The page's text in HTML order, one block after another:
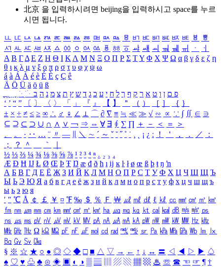
北京 을 입력하시려면 beijing을 입력하시고 space를 누르
시면 됩니다.
ㅥ ㅦ ㅧ ㅨ ㅩ ㅪ ㅫ ㅬ ㅭ ㅮ ㅯ ㅰ ㅱ ㅲ ㅳ ㅴ ㅵ ㅶ ㅷ ㅸ
ㅹ
ㅺ ㅻ ㅼ ㅽ ㅾ ㅿ ㆀ ㆁ ㆂ ㆃ ㆄ ㆅ ㆆ ㆇ ㆈ ㆉ ㆊ ㆋ ㆌ ㆍ
ㆎ
Α Β ΓΔ Ε Ζ Η Θ Ι ΚΛ Μ Ν Ξ Ο Π Ρ Σ ΤΥ Φ Χ Ψ Ω α β γ δ ε ζ η
θ ι κ λ μ ν ξ ο π ρ σ τ υ φ χ ψ ω
á à Á À é è É È ç Ç ê
Ä Ö Ü ä ö ü ß
ִֶֹ ֻּ ׁׂ פ ם ן ו ט א ר ק ף ך ל ח י ע כ ג ד ש ץ ת צ מ נ ה ב
‘ ’ “ ” 〔 〕 〈 〉 「 」 『 』 【 】 ＂ （ ） ［ ］ ｛ ｝
± × ÷ ≠ ≤ ≥ ∞ ∴ ♂ ♀ ∠ ⊥ ⌒ ∂ ∇ ≡ ≒ ≪ ≫ √ ∽ ∝ ∵ ∫ ∬ ∈ ∋
⊆ ⊇ ⊂ ⊃ ∪ ∩ ∧ ∨ ￢ ⇒ ⇔ ∀ ∃ ∮ ∑ ∏ ＋ － ＜ ＝
＞
、
。 · ‥ … ¨ 〃 ― ＼ ∼ ´ ～ ˇ ˘ ˝ ˚ ˙ ¸ ¡ ¿ ː ！ ＇ ， ． ／
：
；
？ ＾ ｀
½ ⅓ ⅔ ¼ ¾ ⅛ ⅜ ⅝ ⅞ ¹ ² ³ ⁴ ⁿ ₁ ₂ ₃ ₄
Æ Ð Ħ Ĳ Ł Ø Œ Þ Ŧ Ŋ æ đ ð ħ ı ĳ ĸ ŀ ł ø œ ß þ ŧ ŋ ŉ
А Б В Г Д Е Ё Ж З И Й К Л М Н О П Р С Т У Ф Х Ц Ч Ш Щ Ъ
Ы Ь Э Ю Я а б в г д е ё ж з и й к л м н о п р с т у ф х ц ч ш щ ъ
ы ь э ю я
′ ″ ℃ Å ￠ ￡ ￥ ¤ ℉ ‰ ＄ ％ Ｆ ￦ ㎕ ㎖ ㎗ ℓ ㎘ ㏄ ㎣ ㎤ ㎥ ㎦
㎙ ㎚ ㎛ ㎜ ㎝ ㎞ ㎟ ㎠ ㎡ ㎢ ㏊ ㎍ ㎎ ㎏ ㏏ ㎈ ㎉ ㏈ ㎧ ㎨ ㎰
㎱ ㎲ ㎳ ㎴ ㎵ ㎶ ㎷ ㎸ ㎹ ㎀ ㎁ ㎂ ㎃ ㎄ ㎺ ㎻ ㎽ ㎾ ㎿ ㎐ ㎑
㎒ ㎓ ㎔ Ω ㏀ ㏁ ㎊ ㎋ ㎌ ㏖ ㏅ ㎭ ㎮ ㎯ ㏛ ㎩ ㎪ ㎫ ㎬ ㏝ ㏐
㏓
㏃ ㏉ ㏜ ㏆
§ ※ ☆ ★ ○ ● ◎ ◇ ◆ □ ■ △ ▽ → ← ↑ ↓ ↔ 〓 ◁ ◀ ▷ ▶ ♤
♠ ♡ ♥ ♧ ♣ ⊙ ◈ ▣ ◐ ◑ ▒ ▤ ▨ ▧ ▦ ▩ ♨ ☏ ☎ ☜ ☞ ¶ †